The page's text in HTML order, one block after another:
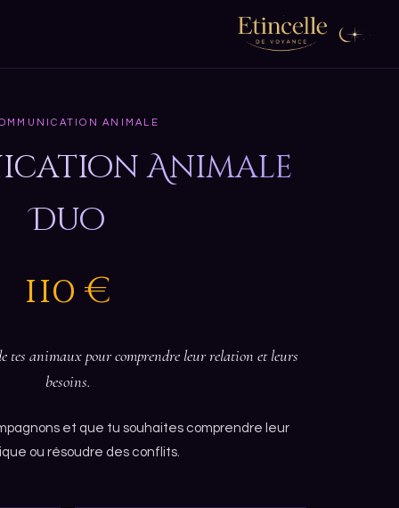
ANIMALE
Animale
Duo
110 €
tes animaux pour comprendre leur relation et leurs
besoins.
et que tu souhaites comprendre leur
ou résoudre des conflits.